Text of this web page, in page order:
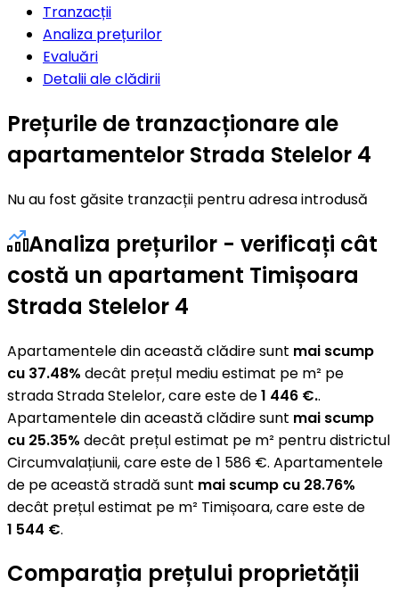
Tranzacții
Analiza prețurilor
Evaluări
Detalii ale clădirii
Prețurile de tranzacționare ale
apartamentelor Strada Stelelor 4
Nu au fost găsite tranzacții pentru adresa introdusă
Analiza prețurilor - verificați cât
costă un apartament Timișoara
Strada Stelelor 4
Apartamentele din această clădire sunt mai scump
cu 37.48% decât prețul mediu estimat pe m² pe
strada Strada Stelelor, care este de1 446 €..
Apartamentele din această clădire sunt mai scump
cu 25.35% decât prețul estimat pe m² pentru districtul
Circumvalațiunii, care este de 1 586 €. Apartamentele
de pe această stradă sunt mai scump cu 28.76%
decât prețul estimat pe m² Timișoara, care este de
1 544 €.
Comparația prețului proprietății